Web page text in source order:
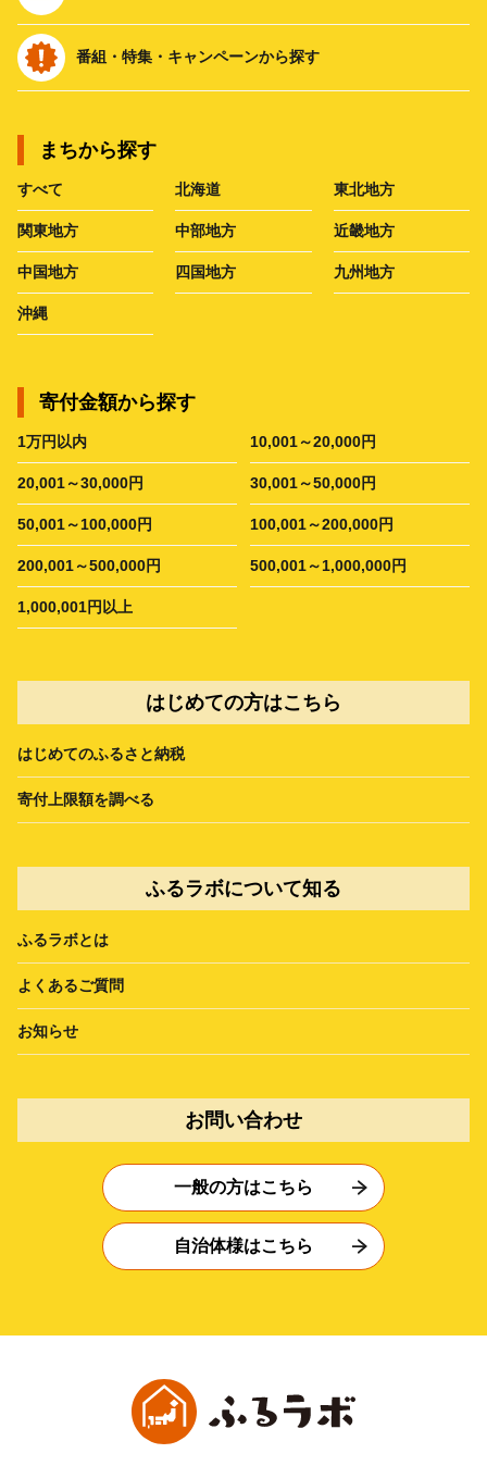
番組・特集・キャンペーンから探す
まちから探す
すべて 北海道 東北地方
関東地方 中部地方 近畿地方
中国地方 四国地方 九州地方
沖縄
寄付金額から探す
1万円以内 10,001～20,000円
20,001～30,000円 30,001～50,000円
50,001～100,000円 100,001～200,000円
200,001～500,000円 500,001～1,000,000円
1,000,001円以上
はじめての方はこちら
はじめてのふるさと納税
寄付上限額を調べる
ふるラボについて知る
ふるラボとは
よくあるご質問
お知らせ
お問い合わせ
一般の方はこちら
自治体様はこちら